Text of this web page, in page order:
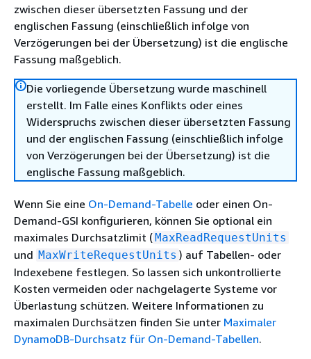
zwischen dieser übersetzten Fassung und der
englischen Fassung (einschließlich infolge von
Verzögerungen bei der Übersetzung) ist die englische
Fassung maßgeblich.
Die vorliegende Übersetzung wurde maschinell
erstellt. Im Falle eines Konflikts oder eines
Widerspruchs zwischen dieser übersetzten Fassung
und der englischen Fassung (einschließlich infolge
von Verzögerungen bei der Übersetzung) ist die
englische Fassung maßgeblich.
Wenn Sie eine On-Demand-Tabelle oder einen On-
Demand-GSI konfigurieren, können Sie optional ein
maximales Durchsatzlimit (MaxReadRequestUnits
und MaxWriteRequestUnits ) auf Tabellen- oder
Indexebene festlegen. So lassen sich unkontrollierte
Kosten vermeiden oder nachgelagerte Systeme vor
Überlastung schützen. Weitere Informationen zu
maximalen Durchsätzen finden Sie unter Maximaler
DynamoDB-Durchsatz für On-Demand-Tabellen.